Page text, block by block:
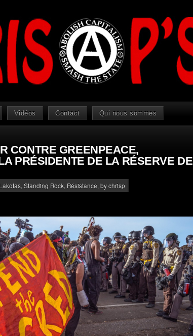
Vidéos Contact Qui nous sommes
CONTRE GREENPEACE,
PRÉSIDENTE DE LA RÉSERVE DE
Lakotas Standing Rock, Résistance , by chrisp